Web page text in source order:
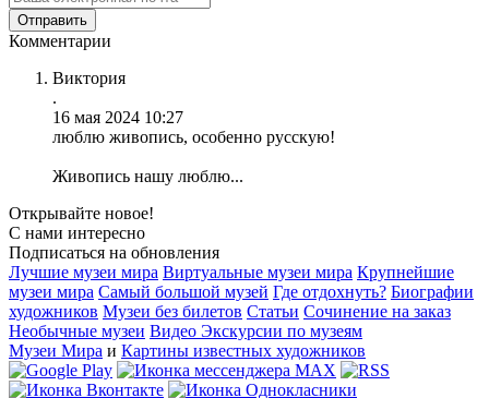
Комментарии
Виктория
.
16 мая 2024 10:27
люблю живопись, особенно русскую!
Живопись нашу люблю...
Открывайте новое!
С нами интересно
Подписаться на обновления
Лучшие музеи мира Виртуальные музеи мира Крупнейшие
музеи мира Самый большой музей Где отдохнуть? Биографии
художников Музеи без билетов Статьи Сочинение на заказ
Необычные музеи Видео Экскурсии по музеям
Музеи Мира и Картины известных художников